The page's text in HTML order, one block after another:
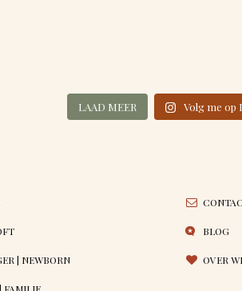
LAAD MEER Volg me op
| NEWBORN
BLOG
OVER